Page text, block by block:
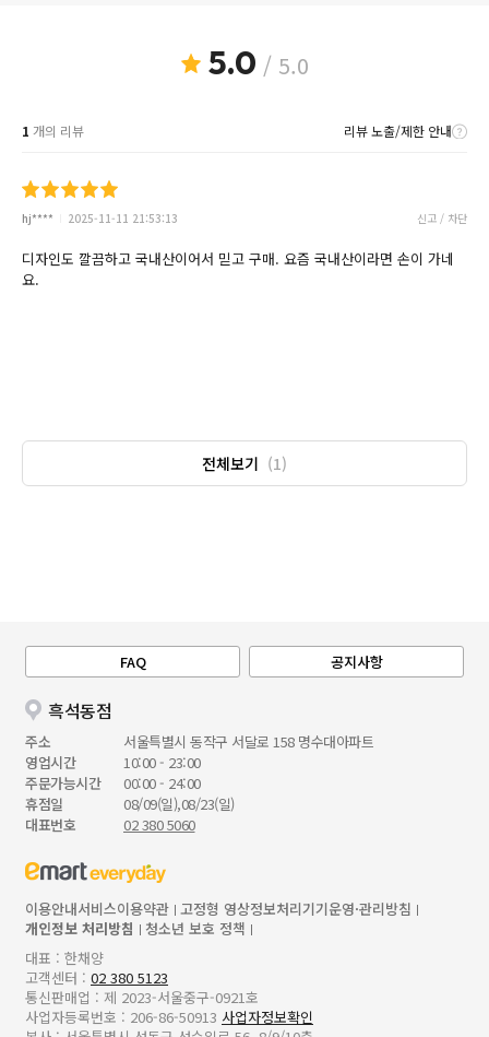
5.0 / 5.0
1 개의 리뷰 리뷰 노출/제한 안내
hj**** 2025-11-11 21:53:13 신고 / 차단
디자인도 깔끔하고 국내산이어서 믿고 구매. 요즘 국내산이라면 손이 가네
요.
전체보기 (1)
FAQ 공지사항
흑석동점
주소
서울특별시 동작구 서달로 158 명수대아파트
영업시간
10:00 - 23:00
주문가능시간
00:00 - 24:00
휴점일
08/09(일),08/23(일)
대표번호
02 380 5060
이용안내서비스이용약관 고정형 영상정보처리기기운영·관리방침
개인정보 처리방침
청소년 보호 정책
대표 : 한채양
고객센터 : 02 380 5123
통신판매업 : 제 2023-서울중구-0921호
사업자등록번호 : 206-86-50913 사업자정보확인